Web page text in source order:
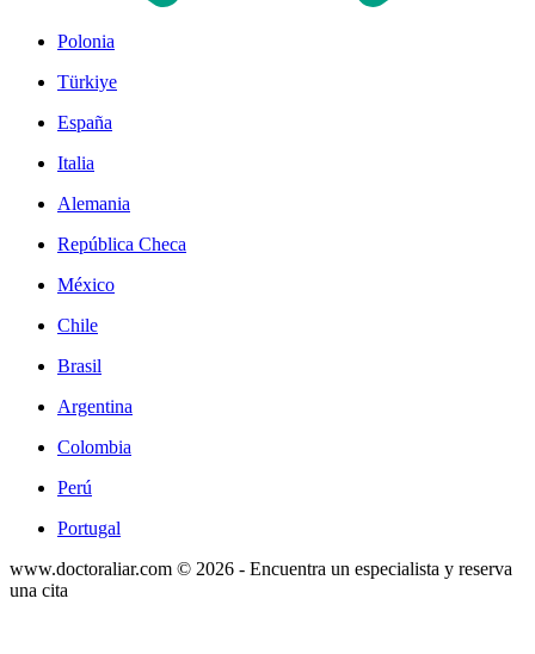
Polonia
Türkiye
España
Italia
Alemania
República Checa
México
Chile
Brasil
Argentina
Colombia
Perú
Portugal
www.doctoraliar.com © 2026 - Encuentra un especialista y reserva
una cita